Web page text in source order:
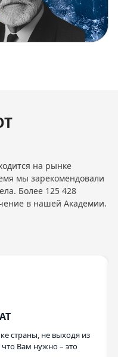
на рынке
мы зарекомендовали
Более 125 428
в нашей Академии.
страны, не выходя из
Вам нужно – это